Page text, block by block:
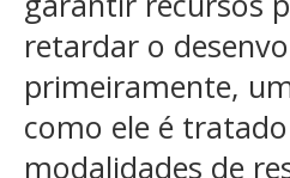
retardar o
primeiramente,
como ele é
modalidades de